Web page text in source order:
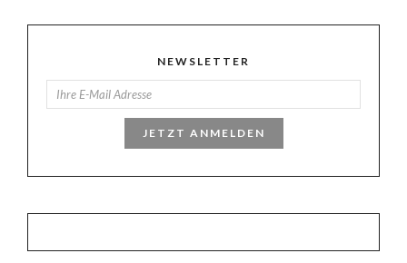
NEWSLETTER
JETZT ANMELDEN